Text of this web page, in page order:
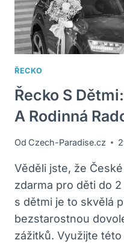
ŘECKO
Řecko S
A Rodinná
Od Czech-Paradise.cz
Věděli jste, že
zdarma pro děti do
s dětmi je to skvělá
bezstarostnou
zážitků. Využijte